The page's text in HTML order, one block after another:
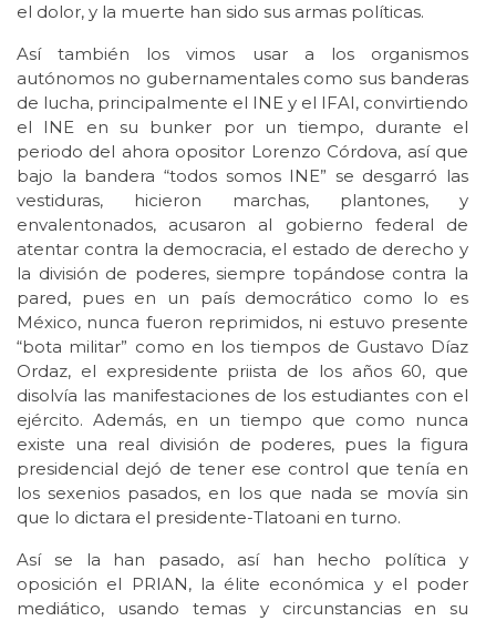
el dolor, y la muerte han sido sus armas políticas.
Así también los vimos usar a los organismos
autónomos no gubernamentales como sus banderas
de lucha, principalmente el INE y el IFAI, convirtiendo
el INE en su bunker por un tiempo, durante el
periodo del ahora opositor Lorenzo Córdova, así que
bajo la bandera “todos somos INE” se desgarró las
vestiduras, hicieron marchas, plantones, y
envalentonados, acusaron al gobierno federal de
atentar contra la democracia, el estado de derecho y
la división de poderes, siempre topándose contra la
pared, pues en un país democrático como lo es
México, nunca fueron reprimidos, ni estuvo presente
“bota militar” como en los tiempos de Gustavo Díaz
Ordaz, el expresidente priista de los años 60, que
disolvía las manifestaciones de los estudiantes con el
ejército. Además, en un tiempo que como nunca
existe una real división de poderes, pues la figura
presidencial dejó de tener ese control que tenía en
los sexenios pasados, en los que nada se movía sin
que lo dictara el presidente-Tlatoani en turno.
Así se la han pasado, así han hecho política y
oposición el PRIAN, la élite económica y el poder
mediático, usando temas y circunstancias en su